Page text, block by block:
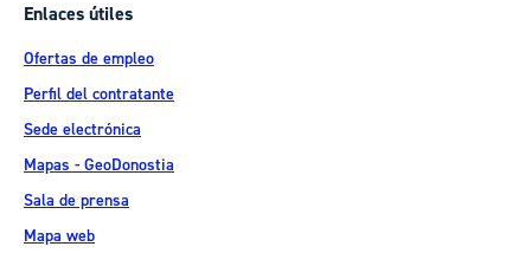
Enlaces útiles
Ofertas de empleo
Perfil del contratante
Sede electrónica
Mapas - GeoDonostia
Sala de prensa
Mapa web